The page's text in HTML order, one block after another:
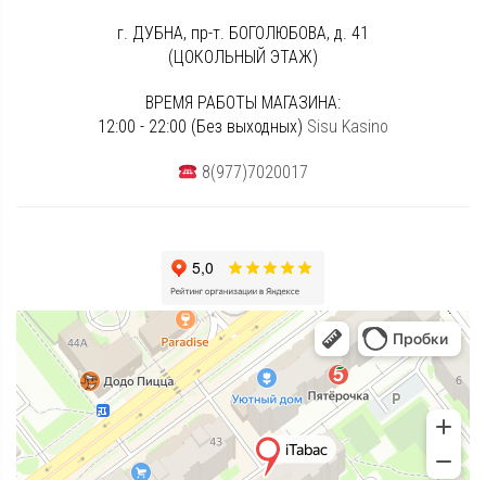
г. ДУБНА, пр-т. БОГОЛЮБОВА, д. 41
(ЦОКОЛЬНЫЙ ЭТАЖ)
ВРЕМЯ РАБОТЫ МАГАЗИНА:
12:00 - 22:00 (Без выходных) Sisu Kasino
8(977)7020017